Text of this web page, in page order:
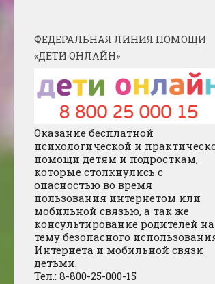
ФЕДЕРАЛЬНАЯ ЛИНИЯ ПОМОЩИ
«ДЕТИ ОНЛАЙН»
Оказание бесплатной
психологической и
помощи детям и подросткам,
которые столкнулись с
опасностью во время
пользования интернетом или
мобильной связью, а так же
консультирование родителей на
тему безопасного
Интернета и мобильной связи
детьми.
Тел.: 8-800-25-000-15